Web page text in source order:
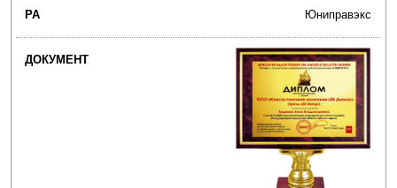
Юниправэкс